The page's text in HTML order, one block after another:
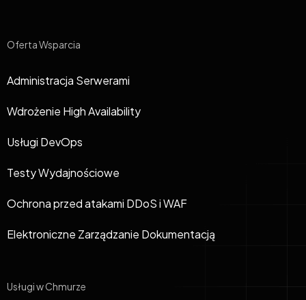
Oferta Wsparcia
Administracja Serwerami
Wdrożenie High Availability
Usługi DevOps
Testy Wydajnościowe
Ochrona przed atakami DDoS i WAF
Elektroniczne Zarządzanie Dokumentacją
Usługi w Chmurze